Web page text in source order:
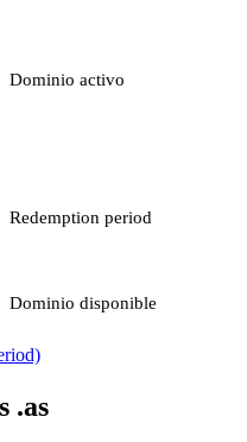
Dominio activo
Redemption period
Dominio disponible
.as